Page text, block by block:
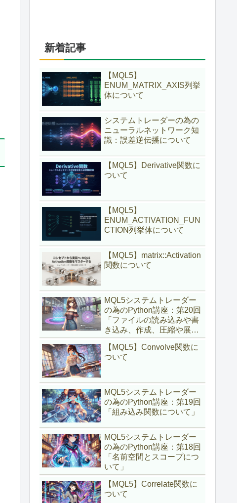
新着記事
【MQL5】
ENUM_MATRIX_AXIS列挙
体について
システムトレーダーの為の
ニューラルネットワーク知
識：誤差逆伝播について
【MQL5】Derivative関数に
ついて
【MQL5】
ENUM_ACTIVATION_FUN
CTION列挙体について
【MQL5】matrix::Activation
関数について
MQL5システムトレーダー
の為のPython講座：第20回
「ファイルの読み込みや書
き込み、作成、圧縮や展開
について」
【MQL5】Convolve関数に
ついて
MQL5システムトレーダー
の為のPython講座：第19回
「組み込み関数について」
MQL5システムトレーダー
の為のPython講座：第18回
「名前空間とスコープにつ
いて」
【MQL5】Correlate関数に
ついて